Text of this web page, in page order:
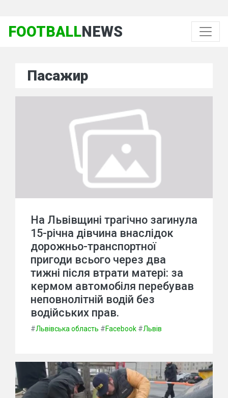
FOOTBALLNEWS
Пасажир
На Львівщині трагічно загинула
15-річна дівчина внаслідок
дорожньо-транспортної
пригоди всього через два
тижні після втрати матері: за
кермом автомобіля перебував
неповнолітній водій без
водійських прав.
#Львівська область #Facebook #Львів